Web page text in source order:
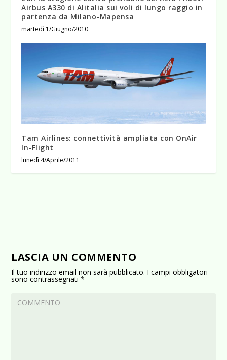
Airbus A330 di Alitalia sui voli di lungo raggio in
partenza da Milano-Mapensa
martedì 1/Giugno/2010
Tam Airlines: connettività ampliata con OnAir
In-Flight
lunedì 4/Aprile/2011
LASCIA UN COMMENTO
Il tuo indirizzo email non sarà pubblicato. I campi obbligatori
sono contrassegnati*